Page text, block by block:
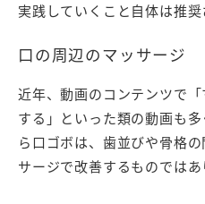
実践していくこと自体は推奨
口の周辺のマッサージ
近年、動画のコンテンツで
する」といった類の動画も
ら口ゴボは、歯並びや骨格
サージで改善するものではあ